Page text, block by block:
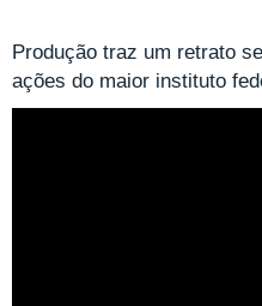
Produção traz um retrato
ações do maior instituto